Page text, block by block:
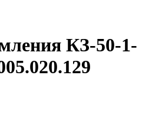
КЗ-50-1-